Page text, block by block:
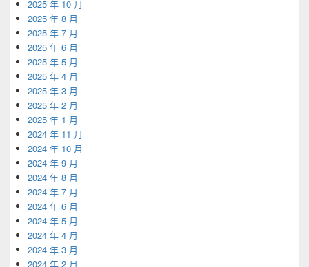
2025 年 10 月
2025 年 8 月
2025 年 7 月
2025 年 6 月
2025 年 5 月
2025 年 4 月
2025 年 3 月
2025 年 2 月
2025 年 1 月
2024 年 11 月
2024 年 10 月
2024 年 9 月
2024 年 8 月
2024 年 7 月
2024 年 6 月
2024 年 5 月
2024 年 4 月
2024 年 3 月
2024 年 2 月